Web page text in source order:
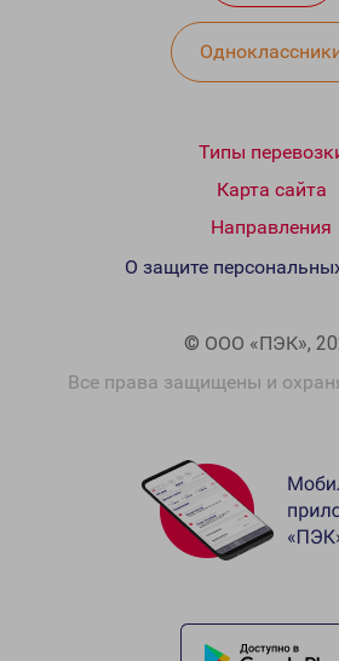
Типы
Карта сайта
Направления
© ООО «ПЭК»,
Все права защищены и
О защите